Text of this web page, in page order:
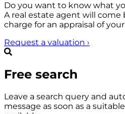
Do you want to know what
A real estate agent will come
charge for an appraisal of
Request a valuation ›
Free search
Leave a search query and
message as soon as a